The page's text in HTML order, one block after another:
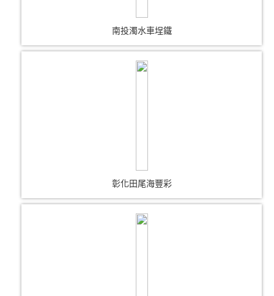
南投濁水車埕鐵
彰化田尾海豐彩